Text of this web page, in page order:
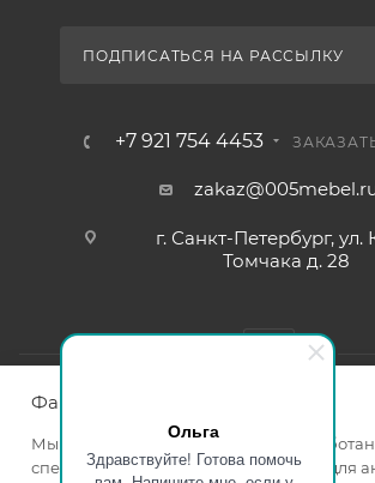
Ольга
Здравствуйте! Готова помочь
ПОДПИСАТЬСЯ НА РАССЫЛКУ
+7 921 754 4453
г. Санкт-Петербург, ул.
Томчака д. 28
Файлы cookie
Мы используем файлы cookie,
специалистами и третьими лицами, для